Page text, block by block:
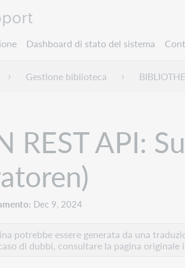
Dashboard di stato del sistema
comprimi la gerarchia globale
Gestione biblioteca
REST API:
Dec 9, 2024
potrebbe essere generata da una
di dubbi, consultare la pagina originale